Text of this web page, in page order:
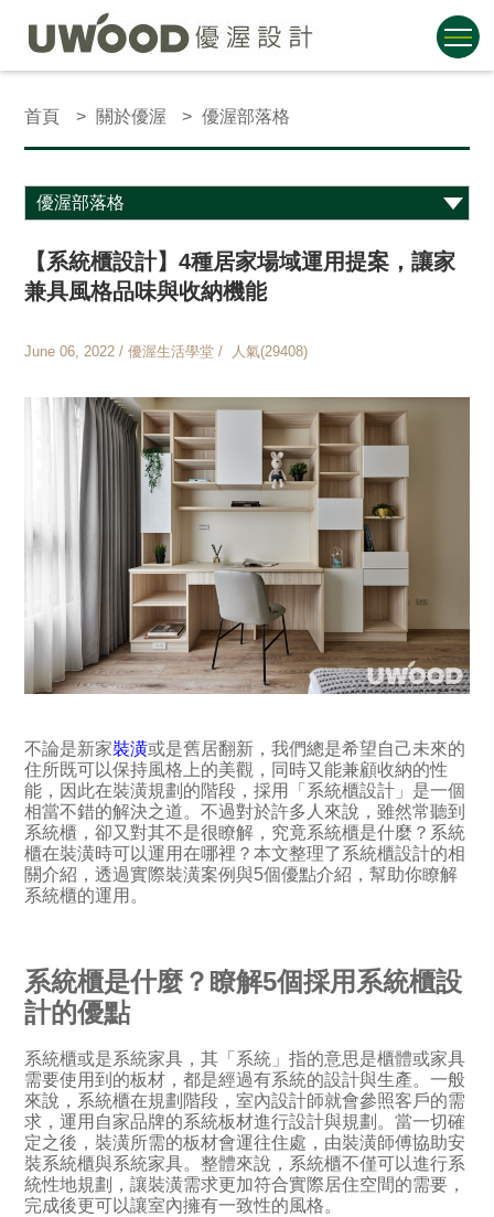
首頁 關於優渥 優渥部落格
【系統櫃設計】4種居家場域運用提案，讓家
兼具風格品味與收納機能
June 06, 2022 / 優渥生活學堂 / 人氣(29408)
不論是新家裝潢或是舊居翻新，我們總是希望自己未來的
住所既可以保持風格上的美觀，同時又能兼顧收納的性
能，因此在裝潢規劃的階段，採用「系統櫃設計」是一個
相當不錯的解決之道。不過對於許多人來說，雖然常聽到
系統櫃，卻又對其不是很瞭解，究竟系統櫃是什麼？系統
櫃在裝潢時可以運用在哪裡？本文整理了系統櫃設計的相
關介紹，透過實際裝潢案例與5個優點介紹，幫助你瞭解
系統櫃的運用。
系統櫃是什麼？瞭解5個採用系統櫃設
計的優點
系統櫃或是系統家具，其「系統」指的意思是櫃體或家具
需要使用到的板材，都是經過有系統的設計與生產。一般
來說，系統櫃在規劃階段，室內設計師就會參照客戶的需
求，運用自家品牌的系統板材進行設計與規劃。當一切確
定之後，裝潢所需的板材會運往住處，由裝潢師傅協助安
裝系統櫃與系統家具。整體來說，系統櫃不僅可以進行系
統性地規劃，讓裝潢需求更加符合實際居住空間的需要，
完成後更可以讓室內擁有一致性的風格。